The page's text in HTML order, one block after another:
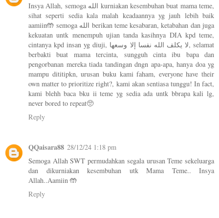
Insya Allah, semoga الله kurniakan kesembuhan buat mama teme,
sihat seperti sedia kala malah keadaannya yg jauh lebih baik
aamiin🤲 semoga الله berikan teme kesabaran, ketabahan dan juga
kekuatan untk menempuh ujian tanda kasihnya DIA kpd teme,
cintanya kpd insan yg diuji, لا يكلف الله نفسا إلا وسعها, selamat
berbakti buat mama tercinta, sungguh cinta ibu bapa dan
pengorbanan mereka tiada tandingan dngn apa-apa, hanya doa yg
mampu dititipkn, urusan buku kami faham, everyone have their
own matter to prioritize right?, kami akan sentiasa tunggu! In fact,
kami blehh baca bku ii teme yg sedia ada untk bbrapa kali lg,
never bored to repeat🥺
Reply
QQaisara88 28/12/24 1:18 pm
Semoga Allah SWT permudahkan segala urusan Teme sekeluarga
dan dikurniakan kesembuhan utk Mama Teme.. Insya
Allah..Aamiin 🤲
Reply